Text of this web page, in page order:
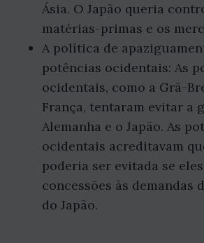
Ásia. O Japão queria
matérias-primas e os
A política de
potências ocidentais: As
ocidentais, como a Grã-
França, tentaram evitar a
Alemanha e o Japão. As
ocidentais acreditavam
poderia ser evitada se
concessões às demandas
do Japão.